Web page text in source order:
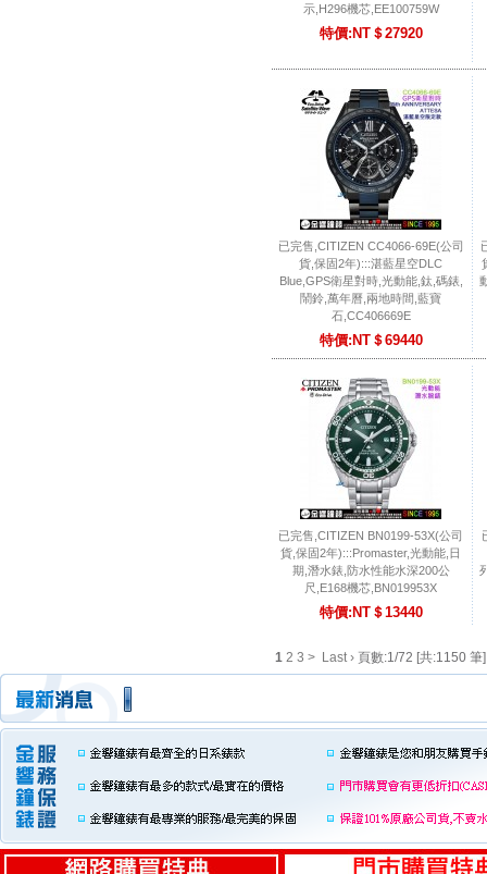
示,H296機芯,EE100759W
特價:NT＄27920
已完售,CITIZEN CC4066-69E(公司
貨,保固2年):::湛藍星空DLC
Blue,GPS衛星對時,光動能,鈦,碼錶,
鬧鈴,萬年曆,兩地時間,藍寶
石,CC406669E
特價:NT＄69440
已完售,CITIZEN BN0199-53X(公司
貨,保固2年):::Promaster,光動能,日
期,潛水錶,防水性能水深200公
尺,E168機芯,BN019953X
特價:NT＄13440
1 2 3 > Last › 頁數:1/72 [共:1150 筆